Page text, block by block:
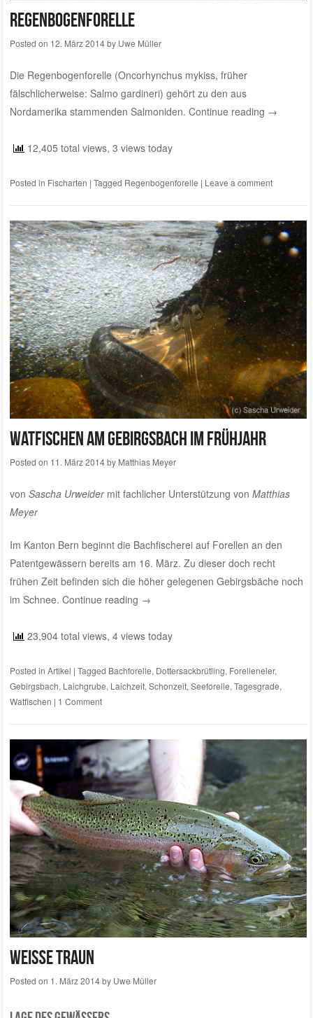
Regenbogenforelle
Posted on 12. März 2014by Uwe Müller
Die Regenbogenforelle (Oncorhynchus mykiss, früher
fälschlicherweise: Salmo gardineri) gehört zu den aus
Nordamerika stammenden Salmoniden. Continue reading →
12,405 total views, 3 views today
Posted in Fischarten | Tagged Regenbogenforelle | Leave a comment
Watfischen am Gebirgsbach im Frühjahr
Posted on 11. März 2014by Matthias Meyer
von Sascha Urweidermit fachlicher Unterstützung von Matthias
Meyer
Im Kanton Bern beginnt die Bachfischerei auf Forellen an den
Patentgewässern bereits am 16. März. Zu dieser doch recht
frühen Zeit befinden sich die höher gelegenen Gebirgsbäche noch
im Schnee. Continue reading →
23,904 total views, 4 views today
Posted in Artikel | Tagged Bachforelle, Dottersackbrütling, Forelleneier,
Gebirgsbach, Laichgrube, Laichzeit, Schonzeit, Seeforelle, Tagesgrade,
Watfischen | 1 Comment
Weiße Traun
Posted on 1. März 2014by Uwe Müller